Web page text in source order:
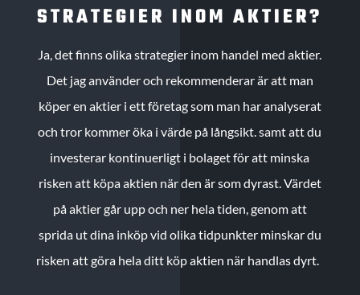
STRATEGIER INOM AKTIER?
Ja, det finns olika strategier inom handel med aktier.
Det jag använder och rekommenderar är att man
köper en aktier i ett företag som man har analyserat
och tror kommer öka i värde på långsikt. samt att du
investerar kontinuerligt i bolaget för att minska
risken att köpa aktien när den är som dyrast. Värdet
på aktier går upp och ner hela tiden, genom att
sprida ut dina inköp vid olika tidpunkter minskar du
risken att göra hela ditt köp aktien när handlas dyrt.